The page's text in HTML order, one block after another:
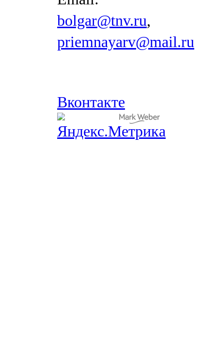
bolgar@tnv.ru,
priemnayarv@mail.ru
Вконтакте